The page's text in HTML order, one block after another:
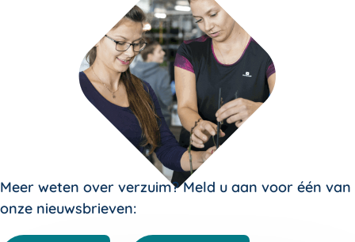
Meer weten over verzuim? Meld u aan voor één van
onze nieuwsbrieven: